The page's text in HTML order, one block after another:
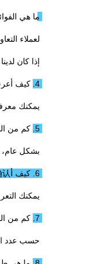
ما هي
لعملاء
إذا كان
4. كيف أعرف جودتكم؟
يمكنك
5. كم من الوقت سيستغرق للحصول على السعر؟
بشكل عام،
6. كيف أ确认 جودتكم؟
يمكنك
7. كم من الوقت سيستغرق التسليم؟
حسب عدد